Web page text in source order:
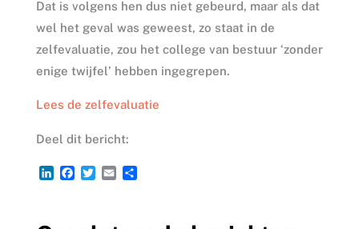
Dat is volgens hen dus niet gebeurd, maar als dat
wel het geval was geweest, zo staat in de
zelfevaluatie, zou het college van bestuur ‘zonder
enige twijfel’ hebben ingegrepen.
Lees de zelfevaluatie
Deel dit bericht:
L
F
T
E
D